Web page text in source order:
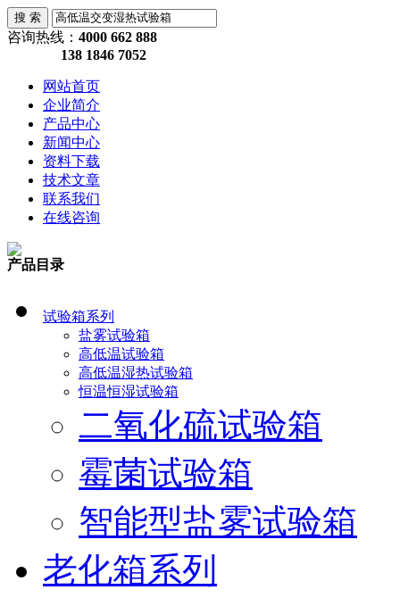
咨询热线： 4000 662 888
138 1846 7052
网站首页
企业简介
产品中心
新闻中心
资料下载
技术文章
联系我们
在线咨询
产品目录
试验箱系列
盐雾试验箱
高低温试验箱
高低温湿热试验箱
恒温恒湿试验箱
二氧化硫试验箱
霉菌试验箱
智能型盐雾试验箱
老化箱系列